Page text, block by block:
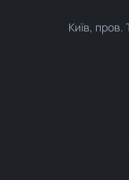
Київ, пров.